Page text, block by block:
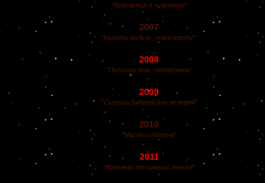
"Красавица и чудовище"
2007
"Казнить нельзя, помиловать!"
2008
"Путешествие пиллигрима"
2009
"Сколько Библейских историй"
2010
"Магия соблазна"
2011
"Королевство кривых зеркал"